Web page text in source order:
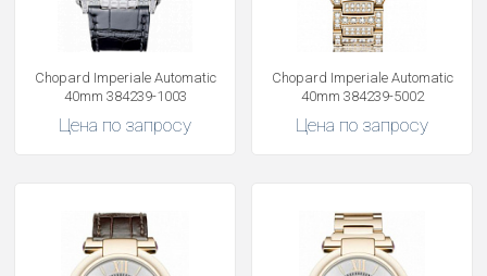
Chopard Imperiale Automatic
40mm 384239-1003
Цена по запросу
Chopard Imperiale Automatic
40mm 384239-5002
Цена по запросу